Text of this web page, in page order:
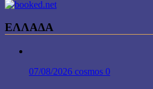
ΕΛΛΑΔΑ
07/08/2026 cosmos 0